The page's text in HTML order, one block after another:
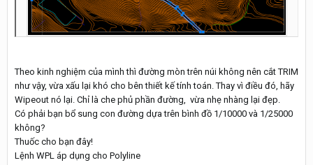
Theo kinh nghiệm của mình thì đường mòn trên núi không nên cắt TRIM
như vậy, vừa xấu lại khó cho bên thiết kế tính toán. Thay vì điều đó, hãy
Wipeout nó lại. Chỉ là che phủ phần đường, vừa nhẹ nhàng lại đẹp.
Có phải bạn bổ sung con đường dựa trên bình đồ 1/10000 và 1/25000
không?
Thuốc cho bạn đây!
Lệnh WPL áp dụng cho Polyline